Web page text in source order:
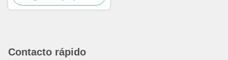
garantía de 12 meses
Contacto rápido